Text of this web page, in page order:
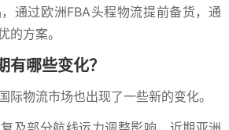
通过欧洲FBA头程物流提前备货，通
的方案。
有哪些变化？
际物流市场也出现了一些新的变化。